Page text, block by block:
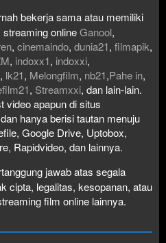
bekerja sama atau memiliki
onlineGanool,
, cinemaindo, dunia21, filmapik,
, indoxx1, indoxxi,
, lk21, Melongfilm, nb21,Pahe in,
, Streamxxi, dan lain-lain.
video apapun di situs
hanya berisi tautan menuju
Google Drive, Uptobox,
Rapidvideo, dan lainnya.
jawab atas segala
cipta, legalitas, kesopanan, atau
film online lainnya.